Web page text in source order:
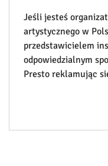
Jeśli jesteś
artystycznego w
przedstawicielem
odpowiedzialnym
Presto reklamując